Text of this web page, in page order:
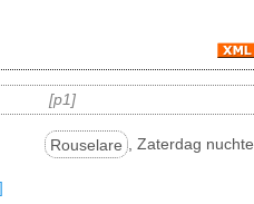
p1
Rouselare , Zaterdag